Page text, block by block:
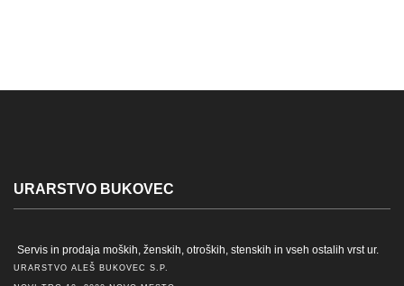
URARSTVO BUKOVEC
Servis in prodaja moških, ženskih, otroških, stenskih in vseh ostalih vrst ur.
URARSTVO ALEŠ BUKOVEC S.P.